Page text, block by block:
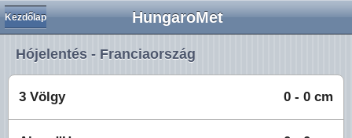
HungaroMet
Kezdőlap
Hójelentés - Franciaország
3 Völgy 0 - 0 cm